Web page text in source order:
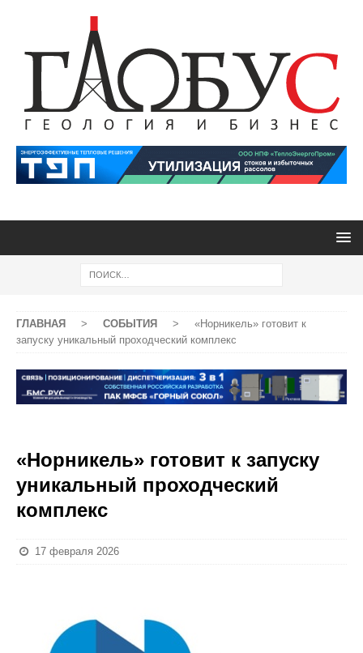
ГЛАВНАЯ > СОБЫТИЯ >
«Норникель» готовит к
запуску уникальный проходческий комплекс
«Норникель» готовит к запуску
уникальный проходческий
комплекс
17 февраля 2026